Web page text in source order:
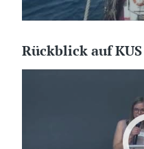
Rückblick auf KUS